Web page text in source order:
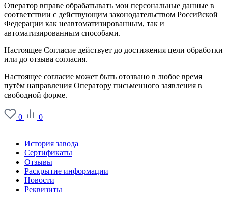
Оператор вправе обрабатывать мои персональные данные в
соответствии с действующим законодательством Российской
Федерации как неавтоматизированным, так и
автоматизированным способами.
Настоящее Согласие действует до достижения цели обработки
или до отзыва согласия.
Настоящее согласие может быть отозвано в любое время
путём направления Оператору письменного заявления в
свободной форме.
0
0
История завода
Сертификаты
Отзывы
Раскрытие информации
Новости
Реквизиты